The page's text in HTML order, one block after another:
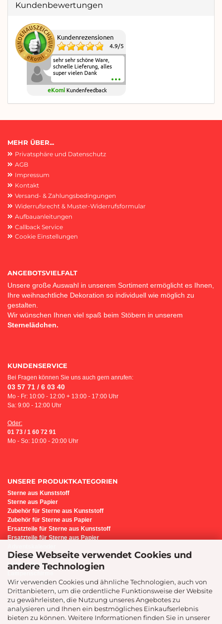
Diese Webseite verwendet Cookies und
andere Technologien
Wir verwenden Cookies und ähnliche Technologien, auch von
Drittanbietern, um die ordentliche Funktionsweise der Website
zu gewährleisten, die Nutzung unseres Angebotes zu
analysieren und Ihnen ein bestmögliches Einkaufserlebnis
bieten zu können. Weitere Informationen finden Sie in unserer
Kundenbewertungen
Kundenrezensionen
4.9/5
sehr sehr schöne Ware,
schnelle Lieferung, alles
super vielen Dank
eKomi Kundenfeedback
MEHR ÜBER...
Privatsphäre und Datenschutz
AGB
Impressum
Kontakt
Versand- & Zahlungsbedingungen
Widerrufsrecht & Muster-Widerrufsformular
Aufbauanleitungen
Callback Service
Cookie Einstellungen
ANGEBOTSVIELFALT
Unsere große Auswahl in unserem Sortiment ermöglicht es Ihnen,
Ihre weihnachtliche Dekoration so individuell wie möglich zu
gestalten.
Wir wünschen Ihnen viel spaß beim Stöbern in unserem
Sternelädchen.
KUNDENSERVICE
Bei Fragen können Sie uns auch gern anrufen:
03 57 71 / 6 03 40
Mo - Fr: 10:00 - 12:00 + 13:00 - 17:00 Uhr
Sa: 9:00 - 12:00 Uhr
Oder:
01 73 / 1 60 72 91
Mo - So: 10:00 - 20:00 Uhr
UNSERE PRODUKTKATEGORIEN
Sterne aus Kunststoff
Sterne aus Papier
Zubehör für Sterne aus Kunststoff
Zubehör für Sterne aus Papier
Ersatzteile für Sterne aus Kunststoff
Ersatzteile für Sterne aus Papier
Bastel-Set i6
Lichterbogen
Sternenleuchte
Präsente/Geschenkideen
Geschenk-Gutscheine
Montage-Service